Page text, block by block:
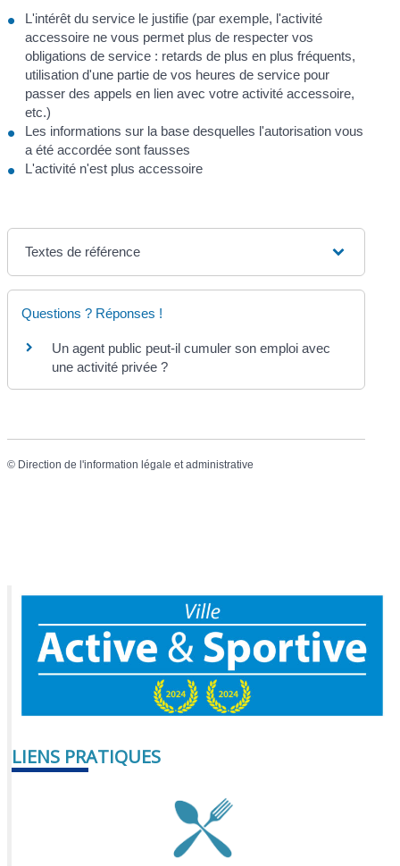
L'intérêt du service le justifie (par exemple, l'activité
accessoire ne vous permet plus de respecter vos
obligations de service : retards de plus en plus fréquents,
utilisation d'une partie de vos heures de service pour
passer des appels en lien avec votre activité accessoire,
etc.)
Les informations sur la base desquelles l'autorisation vous
a été accordée sont fausses
L'activité n'est plus accessoire
Textes de référence
Questions ? Réponses !
Un agent public peut-il cumuler son emploi avec
une activité privée ?
© Direction de l'information légale et administrative
LIENS PRATIQUES